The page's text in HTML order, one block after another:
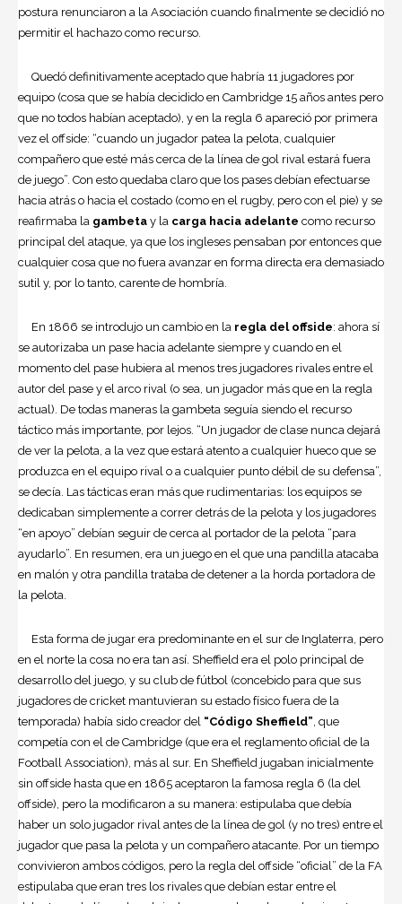
postura renunciaron a la Asociación cuando finalmente se decidió no
permitir el hachazo como recurso.
Quedó definitivamente aceptado que habría 11 jugadores por
equipo (cosa que se había decidido en Cambridge 15 años antes pero
que no todos habían aceptado), y en la regla 6 apareció por primera
vez el offside: “cuando un jugador patea la pelota, cualquier
compañero que esté más cerca de la línea de gol rival estará fuera
de juego”. Con esto quedaba claro que los pases debían efectuarse
hacia atrás o hacia el costado (como en el rugby, pero con el pie) y se
reafirmaba la gambeta y la carga hacia adelante como recurso
principal del ataque, ya que los ingleses pensaban por entonces que
cualquier cosa que no fuera avanzar en forma directa era demasiado
sutil y, por lo tanto, carente de hombría.
En 1866 se introdujo un cambio en la regla del offside: ahora sí
se autorizaba un pase hacia adelante siempre y cuando en el
momento del pase hubiera al menos tres jugadores rivales entre el
autor del pase y el arco rival (o sea, un jugador más que en la regla
actual). De todas maneras la gambeta seguía siendo el recurso
táctico más importante, por lejos. “Un jugador de clase nunca dejará
de ver la pelota, a la vez que estará atento a cualquier hueco que se
produzca en el equipo rival o a cualquier punto débil de su defensa”,
se decía. Las tácticas eran más que rudimentarias: los equipos se
dedicaban simplemente a correr detrás de la pelota y los jugadores
“en apoyo” debían seguir de cerca al portador de la pelota “para
ayudarlo”. En resumen, era un juego en el que una pandilla atacaba
en malón y otra pandilla trataba de detener a la horda portadora de
la pelota.
Esta forma de jugar era predominante en el sur de Inglaterra, pero
en el norte la cosa no era tan así. Sheffield era el polo principal de
desarrollo del juego, y su club de fútbol (concebido para que sus
jugadores de cricket mantuvieran su estado físico fuera de la
temporada) había sido creador del “Código Sheffield”, que
competía con el de Cambridge (que era el reglamento oficial de la
Football Association), más al sur. En Sheffield jugaban inicialmente
sin offside hasta que en 1865 aceptaron la famosa regla 6 (la del
offside), pero la modificaron a su manera: estipulaba que debía
haber un solo jugador rival antes de la línea de gol (y no tres) entre el
jugador que pasa la pelota y un compañero atacante. Por un tiempo
convivieron ambos códigos, pero la regla del offside “oficial” de la FA
estipulaba que eran tres los rivales que debían estar entre el